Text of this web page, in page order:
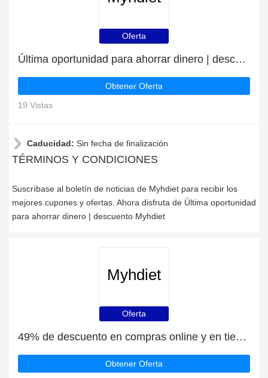
Oferta
Última oportunidad para ahorrar dinero | descuento Myhdiet
Obtener Oferta
19 Vistas
Caducidad: Sin fecha de finalización
TÉRMINOS Y CONDICIONES
Suscríbase al boletín de noticias de Myhdiet para recibir los
mejores cupones y ofertas. Ahora disfruta de Última oportunidad
para ahorrar dinero | descuento Myhdiet
Myhdiet
Oferta
49% de descuento en compras online y en tienda
Obtener Oferta